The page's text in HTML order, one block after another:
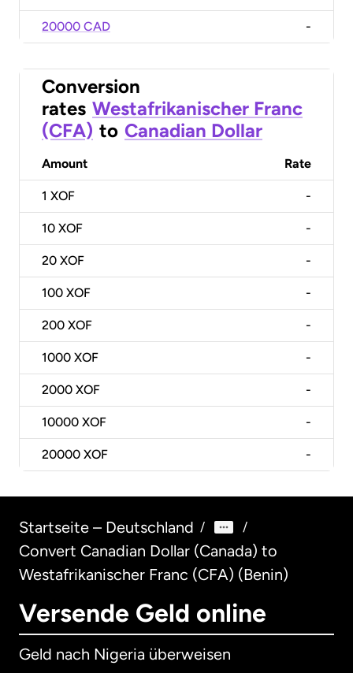
20000 CAD -
Conversion
rates Westafrikanischer Franc
(CFA) to Canadian Dollar
Amount Rate
1 XOF -
10 XOF -
20 XOF -
100 XOF -
200 XOF -
1000 XOF -
2000 XOF -
10000 XOF -
20000 XOF -
Startseite – Deutschland / /
Convert Canadian Dollar (Canada) to
Westafrikanischer Franc (CFA) (Benin)
Versende Geld online
Geld nach Nigeria überweisen